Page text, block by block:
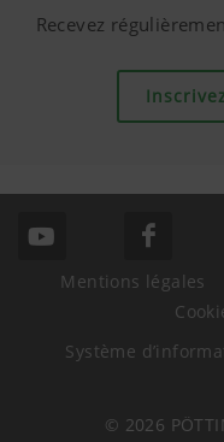
Recevez
Mentions légales
Système
© 2026